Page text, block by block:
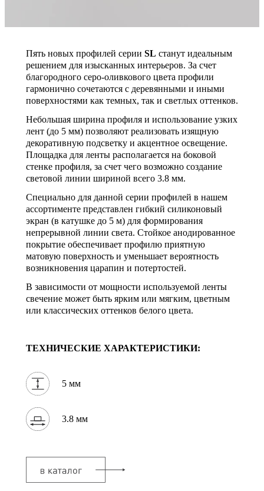
Пять новых профилей серии SL станут идеальным
решением для изысканных интерьеров. За счет
благородного серо-оливкового цвета профили
гармонично сочетаются с деревянными и иными
поверхностями как темных, так и светлых оттенков.
Небольшая ширина профиля и использование узких
лент (до 5 мм) позволяют реализовать изящную
декоративную подсветку и акцентное освещение.
Площадка для ленты располагается на боковой
стенке профиля, за счет чего возможно создание
световой линии шириной всего 3.8 мм.
Специально для данной серии профилей в нашем
ассортименте представлен гибкий силиконовый
экран (в катушке до 5 м) для формирования
непрерывной линии света. Стойкое анодированное
покрытие обеспечивает профилю приятную
матовую поверхность и уменьшает вероятность
возникновения царапин и потертостей.
В зависимости от мощности используемой ленты
свечение может быть ярким или мягким, цветным
или классических оттенков белого цвета.
ТЕХНИЧЕСКИЕ ХАРАКТЕРИСТИКИ:
5 мм
3.8 мм